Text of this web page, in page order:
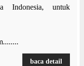
Indonesia, untuk
baca detail